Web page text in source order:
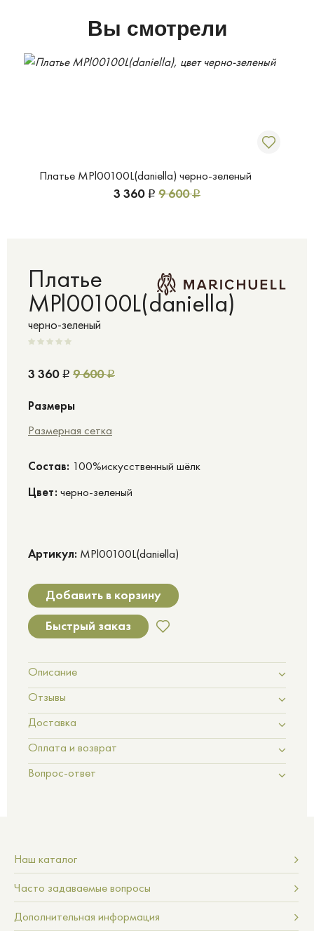
Вы смотрели
Платье MPl00100L(daniella) черно-зеленый
3 360 Р 9 600Р
Платье
MPl00100L(daniella)
черно-зеленый
3 360 Р 9 600Р
Размеры
Размерная сетка
Cостав: 100%искусственный шёлк
Цвет: черно-зеленый
Артикул: MPl00100L(daniella)
Добавить в корзину
Быстрый заказ
Описание
Отзывы
Доставка
Оплата и возврат
Вопрос-ответ
Наш каталог
Часто задаваемые вопросы
Дополнительная информация